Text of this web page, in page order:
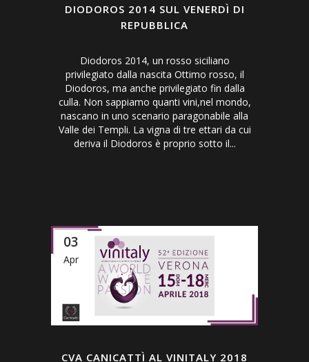
DIODOROS 2014 SUL VENERDÌ DI
REPUBBLICA
Diodoros 2014, un rosso siciliano
privilegiato dalla nascita Ottimo rosso, il
Diodoros, ma anche privilegiato fin dalla
culla. Non sappiamo quanti vini,nel mondo,
nascano in uno scenario paragonabile alla
Valle dei Templi. La vigna di tre ettari da cui
deriva il Diodoros è proprio sotto il...
03
Apr
CVA CANICATTÌ AL VINITALY 2018